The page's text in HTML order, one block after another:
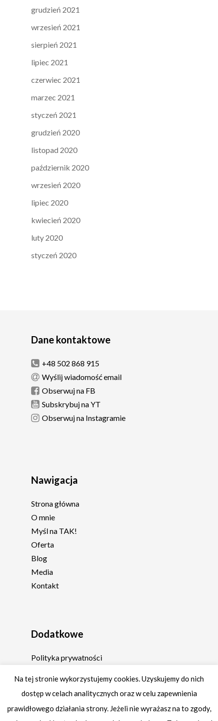
grudzień 2021
wrzesień 2021
sierpień 2021
lipiec 2021
czerwiec 2021
marzec 2021
styczeń 2021
grudzień 2020
listopad 2020
październik 2020
wrzesień 2020
lipiec 2020
kwiecień 2020
luty 2020
styczeń 2020
Dane kontaktowe
+48 502 868 915
Wyślij wiadomość email
Obserwuj na FB
Subskrybuj na YT
Obserwuj na Instagramie
Nawigacja
Strona główna
O mnie
Myśl na TAK!
Oferta
Blog
Media
Kontakt
Dodatkowe
Polityka prywatności
Na tej stronie wykorzystujemy cookies. Uzyskujemy do nich
dostęp w celach analitycznych oraz w celu zapewnienia
prawidłowego działania strony. Jeżeli nie wyrażasz na to zgody,